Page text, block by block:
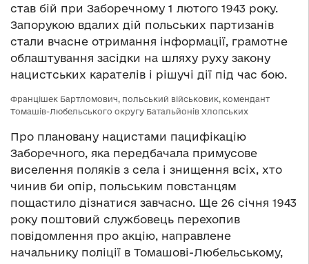
став бій при Заборечному 1 лютого 1943 року.
Запорукою вдалих дій польських партизанів
стали вчасне отримання інформації, грамотне
облаштування засідки на шляху руху закону
нацистських карателів і рішучі дії під час бою.
Францішек Бартломович, польський військовик, комендант
Томашів-Любельського округу Батальйонів Хлопських
Про плановану нацистами пацифікацію
Заборечного, яка передбачала примусове
виселення поляків з села і знищення всіх, хто
чинив би опір, польським повстанцям
пощастило дізнатися завчасно. Ще 26 січня 1943
року поштовий службовець перехопив
повідомлення про акцію, направлене
начальнику поліції в Томашові-Любельському,